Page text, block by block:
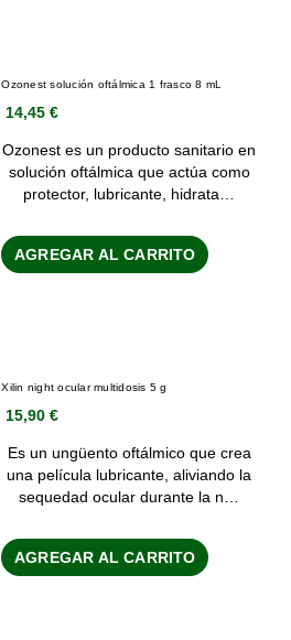
Ozonest solución oftálmica 1 frasco 8 mL
14,45 €
Ozonest es un producto sanitario en
solución oftálmica que actúa como
protector, lubricante, hidrata…
AGREGAR AL CARRITO
Xilin night ocular multidosis 5 g
15,90 €
Es un ungüento oftálmico que crea
una película lubricante, aliviando la
sequedad ocular durante la n…
AGREGAR AL CARRITO